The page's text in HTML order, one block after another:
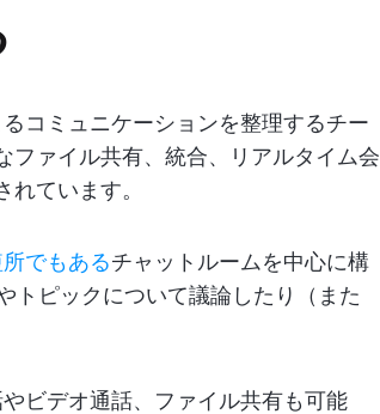
コミュニケーションを整理するチー
ファイル共有、統合、リアルタイム会
ています。
でもあるチャットルームを中心に構
トピックについて議論したり（また
ビデオ通話、ファイル共有も可能